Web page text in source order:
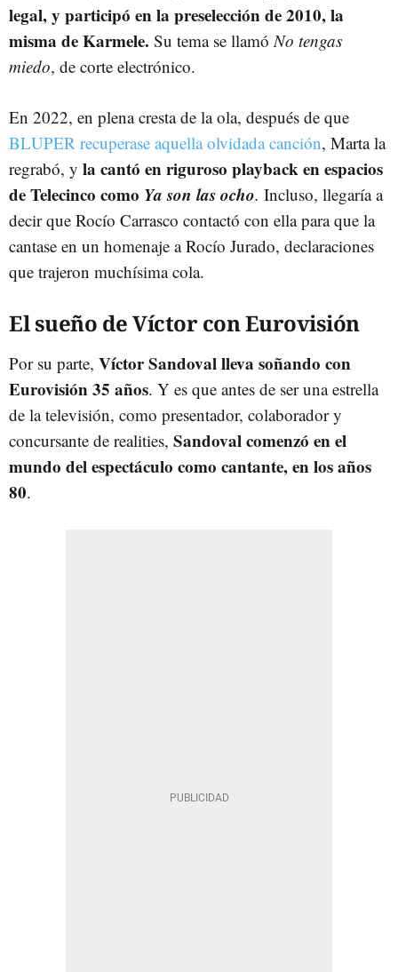
legal, y participó en la preselección de 2010, la
misma de Karmele. Su tema se llamó No tengas
miedo, de corte electrónico.
En 2022, en plena cresta de la ola, después de que
BLUPER recuperase aquella olvidada canción, Marta la
regrabó, y la cantó en riguroso playback en espacios
de Telecinco como Ya son las ocho. Incluso, llegaría a
decir que Rocío Carrasco contactó con ella para que la
cantase en un homenaje a Rocío Jurado, declaraciones
que trajeron muchísima cola.
El sueño de Víctor con Eurovisión
Por su parte, Víctor Sandoval lleva soñando con
Eurovisión 35 años. Y es que antes de ser una estrella
de la televisión, como presentador, colaborador y
concursante de realities, Sandoval comenzó en el
mundo del espectáculo como cantante, en los años
80.